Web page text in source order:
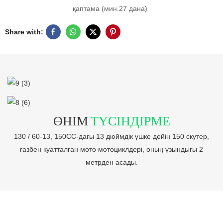
қаптама (мин.27 дана)
Share with:
ӨНІМТҮСІНДІРМЕ
130 / 60-13, 150CC-дағы 13 дюймдік үшке дейін 150 скутер,
газбен қуатталған мото мотоциклдері, оның ұзындығы 2
метрден асады.